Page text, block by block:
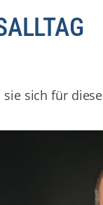
sich für